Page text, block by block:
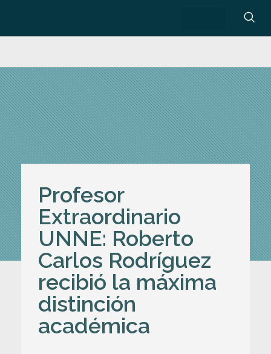
Profesor
Extraordinario
UNNE: Roberto
Carlos Rodríguez
recibió la máxima
distinción
académica